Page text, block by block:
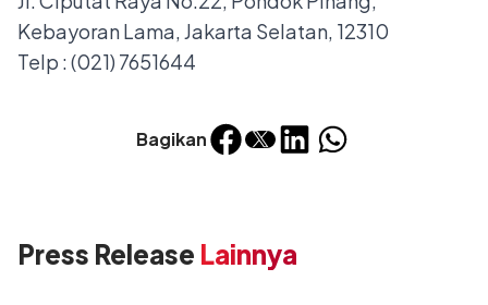
Bagikan
Kebayoran Lama, Jakarta Selatan, 12310
Telp : (021) 7651644
Press Release Lainnya